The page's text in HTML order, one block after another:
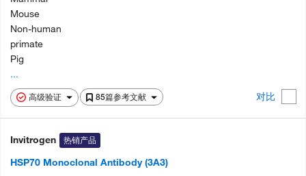
高级验证 85篇参考文献 对比
Mouse
Non-human
primate
Pig
...
Invitrogen 热销产品
HSP70 Monoclonal Antibody (3A3)